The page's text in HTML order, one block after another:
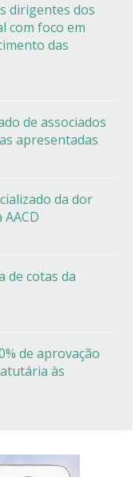
dirigentes dos
com foco em
das
de associados
apresentadas
da dor
de cotas da
de aprovação
às